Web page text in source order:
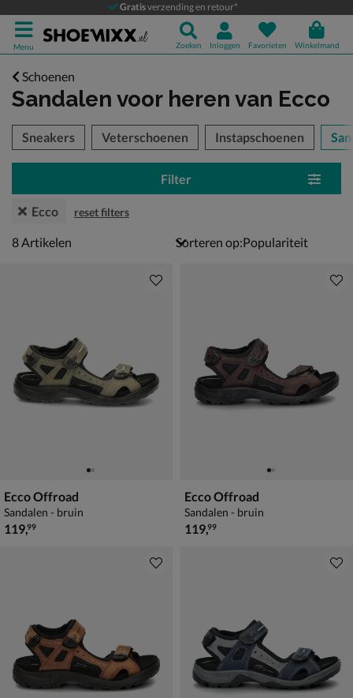
Gratisverzending en retour*
Menu Zoeken Inloggen Favorieten Winkelmand
Schoenen
Sandalen voor heren van Ecco
over
Sneakers Veterschoenen Instapschoenen
Filter
Ecco reset filters
8 artikelen
8Artikelen Sorteren op:
Ecco Offroad
Sandalen - bruin
€ 119,99
119,99
Ecco Offroad
Sandalen - bruin
€ 119,99
119,99